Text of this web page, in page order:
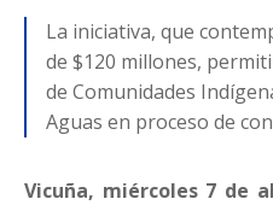
La iniciativa, que
de $120 millones,
de Comunidades
Aguas en proceso de
Vicuña, miércoles 7 de